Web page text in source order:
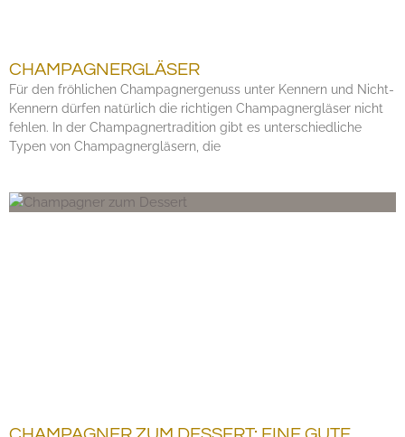
CHAMPAGNERGLÄSER
Für den fröhlichen Champagnergenuss unter Kennern und Nicht-
Kennern dürfen natürlich die richtigen Champagnergläser nicht
fehlen. In der Champagnertradition gibt es unterschiedliche
Typen von Champagnergläsern, die